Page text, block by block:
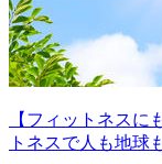
【フィットネスに
トネスで人も地球